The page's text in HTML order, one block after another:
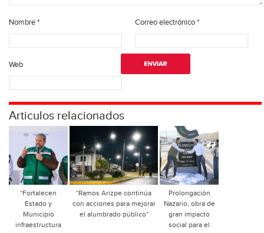
Nombre* Correo electrónico*
Web
Articulos relacionados
*Fortalecen
Estado y
Municipio
infraestructura
*Ramos Arizpe continúa
con acciones para mejorar
el alumbrado público*
Prolongación
Nazario, obra de
gran impacto
social para el